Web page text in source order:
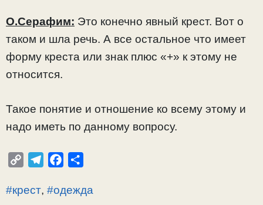
О.Серафим: Это конечно явный крест. Вот о
таком и шла речь. А все остальное что имеет
форму креста или знак плюс «+» к этому не
относится.
Такое понятие и отношение ко всему этому и
надо иметь по данному вопросу.
p
c
п
#крест, #одежда